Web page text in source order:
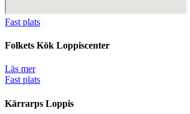
Fast plats
Folkets Kök Loppiscenter
Läs mer
Fast plats
Kärrarps Loppis